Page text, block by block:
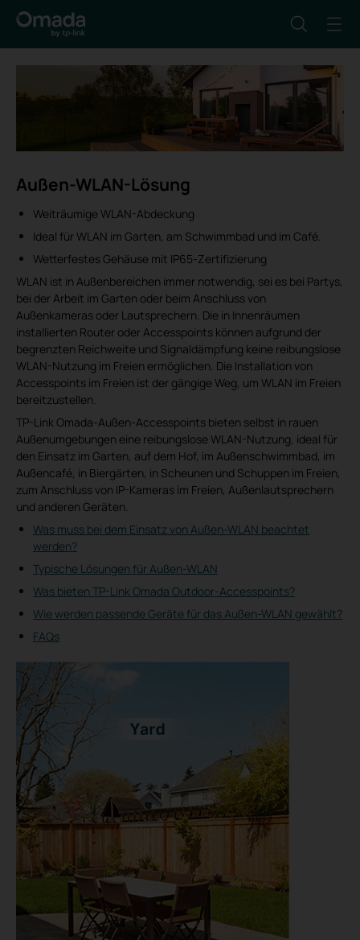
Außen-WLAN-Lösung
Weiträumige WLAN-Abdeckung
Ideal für WLAN im Garten, am Schwimmbad und im Café.
Wetterfestes Gehäuse mit IP65-Zertifizierung
WLAN ist in Außenbereichen immer notwendig, sei es bei Partys,
bei der Arbeit im Garten oder beim Anschluss von
Außenkameras oder Lautsprechern. Die in Innenräumen
installierten Router oder Accesspoints können aufgrund der
begrenzten Reichweite und Signaldämpfung keine reibungslose
WLAN-Nutzung im Freien ermöglichen. Die Installation von
Accesspoints im Freien ist der gängige Weg, um WLAN im Freien
bereitzustellen.
TP-Link Omada-Außen-Accesspoints bieten selbst in rauen
Außenumgebungen eine reibungslose WLAN-Nutzung, ideal für
den Einsatz im Garten, auf dem Hof, im Außenschwimmbad, im
Außencafé, in Biergärten, in Scheunen und Schuppen im Freien,
zum Anschluss von IP-Kameras im Freien, Außenlautsprechern
und anderen Geräten.
Was muss bei dem Einsatz von Außen-WLAN beachtet
werden?
Typische Lösungen für Außen-WLAN
Was bieten TP-Link Omada Outdoor-Accesspoints?
Wie werden passende Geräte für das Außen-WLAN gewählt?
FAQs